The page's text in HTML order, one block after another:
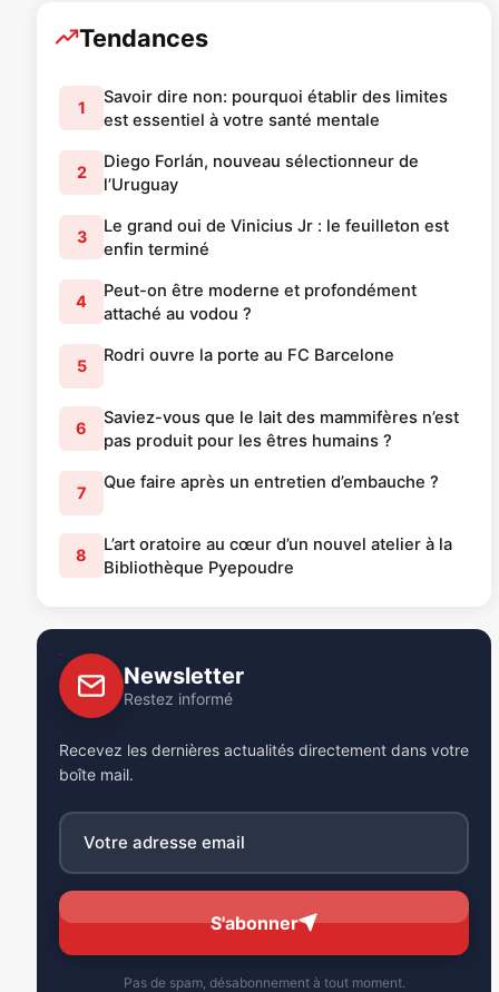
Tendances
1
Savoir dire non: pourquoi établir des limites
est essentiel à votre santé mentale
2
Diego Forlán, nouveau sélectionneur de
l’Uruguay
3
Le grand oui de Vinicius Jr : le feuilleton est
enfin terminé
4
Peut-on être moderne et profondément
attaché au vodou ?
5
Rodri ouvre la porte au FC Barcelone
6
Saviez-vous que le lait des mammifères n’est
pas produit pour les êtres humains ?
7
Que faire après un entretien d’embauche ?
8
L’art oratoire au cœur d’un nouvel atelier à la
Bibliothèque Pyepoudre
Newsletter
Restez informé
Recevez les dernières actualités directement dans votre
boîte mail.
S'abonner
Pas de spam, désabonnement à tout moment.